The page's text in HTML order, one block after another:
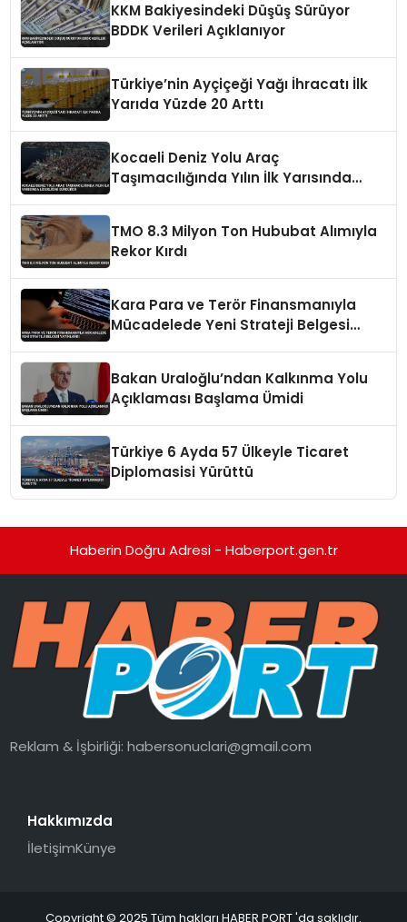
KKM Bakiyesindeki Düşüş Sürüyor
BDDK Verileri Açıklanıyor
Türkiye’nin Ayçiçeği Yağı İhracatı İlk
Yarıda Yüzde 20 Arttı
Kocaeli Deniz Yolu Araç
Taşımacılığında Yılın İlk Yarısında
TMO 8.3 Milyon Ton Hububat Alımıyla
Rekor Kırdı
Kara Para ve Terör Finansmanıyla
Mücadelede Yeni Strateji Belgesi
Bakan Uraloğlu’ndan Kalkınma Yolu
Açıklaması Başlama Ümidi
Türkiye 6 Ayda 57 Ülkeyle Ticaret
Diplomasisi Yürüttü
Haberin Doğru Adresi - Haberport.gen.tr
Reklam & İşbirliği:habersonuclari@gmail.com
Hakkımızda
İletişimKünye
Copyright © 2025 Tüm hakları HABER PORT 'da saklıdır.